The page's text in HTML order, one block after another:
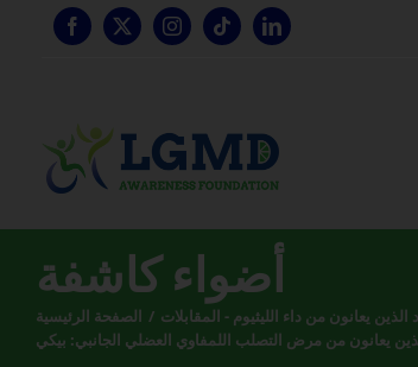
أضواء كاشفة
الصفحة الرئيسية الذين يعانون من داء الليثيوم - المقابلات
يعانون من مرض التصلب اللمفاوي العضلي الجانبي: بيكي